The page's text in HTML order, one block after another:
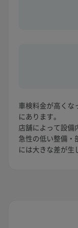
車検料金が高く
にあります。
店舗によって設備
急性の低い整備・
には大きな差が生